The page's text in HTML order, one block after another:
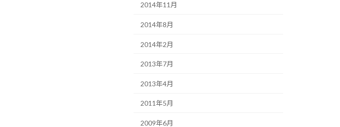
2014年11月
2014年8月
2014年2月
2013年7月
2013年4月
2011年5月
2009年6月